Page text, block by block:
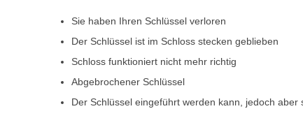
Sie haben Ihren Schlüssel verloren
Der Schlüssel ist im Schloss stecken geblieben
Schloss funktioniert nicht mehr richtig
Abgebrochener Schlüssel
Der Schlüssel eingeführt werden kann, jedoch aber